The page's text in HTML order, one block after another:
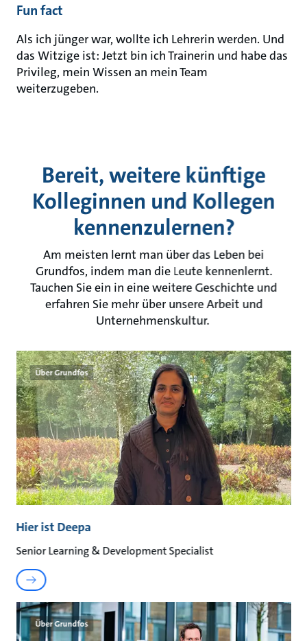
Fun fact
Als ich jünger war, wollte ich Lehrerin werden. Und
das Witzige ist: Jetzt bin ich Trainerin und habe das
Privileg, mein Wissen an mein Team
weiterzugeben.
Bereit, weitere künftige
Kolleginnen und Kollegen
kennenzulernen?
Am meisten lernt man über das Leben bei
Grundfos, indem man die Leute kennenlernt.
Tauchen Sie ein in eine weitere Geschichte und
erfahren Sie mehr über unsere Arbeit und
Unternehmenskultur.
Über Grundfos
Hier ist Deepa
Senior Learning & Development Specialist
Über Grundfos